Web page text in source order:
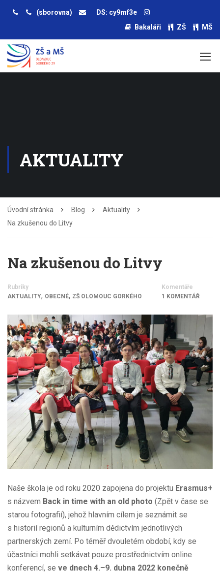
(sborovna)
DS: cy9mf3e
Bakaláři
ZŠ MŠ
AKTUALITY
Úvodní stránka Blog
Aktuality
Na zkušenou do Litvy
Na zkušenou do Litvy
Rubriky
AKTUALITY, OBECNÉ, ZŠ OLOMOUC GORKÉHO
Komentáře
1 KOMENTÁŘ
Naše škola je od roku 2020 zapojena do projektu Erasmus+
s názvem Back in time with an old photo (Zpět v čase se
starou fotografií), jehož hlavním cílem je seznámit se
s historií regionů a kulturním dědictvím jednotlivých
partnerských zemí. Po téměř dvouletém období, kdy se
účastníci mohli setkávat pouze prostřednictvím online
konferencí, se ve dnech 4.–9. dubna 2022 konečně